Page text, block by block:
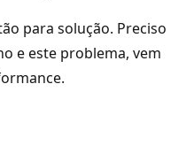
para solução. Preciso
e este problema, vem